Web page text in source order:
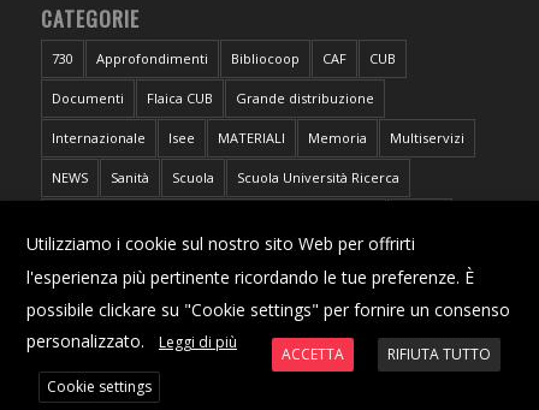
CATEGORIE
730 Approfondimenti Bibliocoop CAF CUB
Documenti Flaica CUB Grande distribuzione
Internazionale Isee MATERIALI Memoria Multiservizi
NEWS Sanità Scuola Scuola Università Ricerca
Utilizziamo i cookie sul nostro sito Web per offrirti
l'esperienza più pertinente ricordando le tue preferenze. È
possibile clickare su "Cookie settings" per fornire un consenso
personalizzato.
Leggi di più
RIFIUTA TUTTO
ACCETTA
Cookie settings